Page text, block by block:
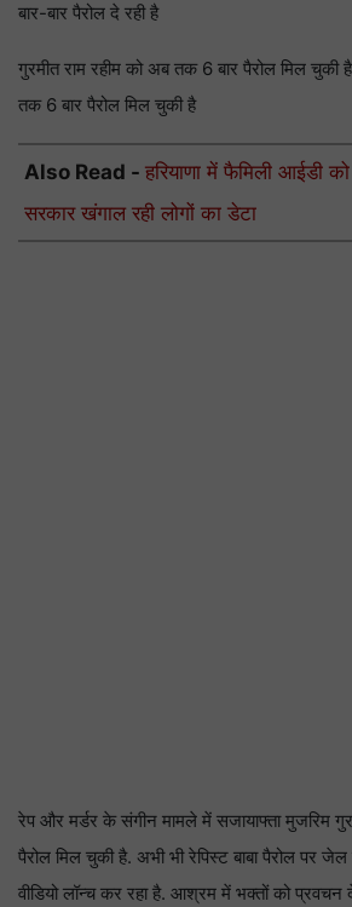
बार-बार पैरोल दे रही है
गुरमीत राम रहीम को अब तक 6 बार पैरोल मिल चुकी
तक 6 बार पैरोल मिल चुकी है
Also Read - हरियाणा में फैमिली आईडी
सरकार खंगाल रही लोगों का डेटा
रेप और मर्डर के संगीन मामले में सजायाफ्ता मुजरिम
पैरोल मिल चुकी है. अभी भी रेपिस्ट बाबा पैरोल पर
वीडियो लॉन्च कर रहा है. आश्रम में भक्तों को प्रवचन